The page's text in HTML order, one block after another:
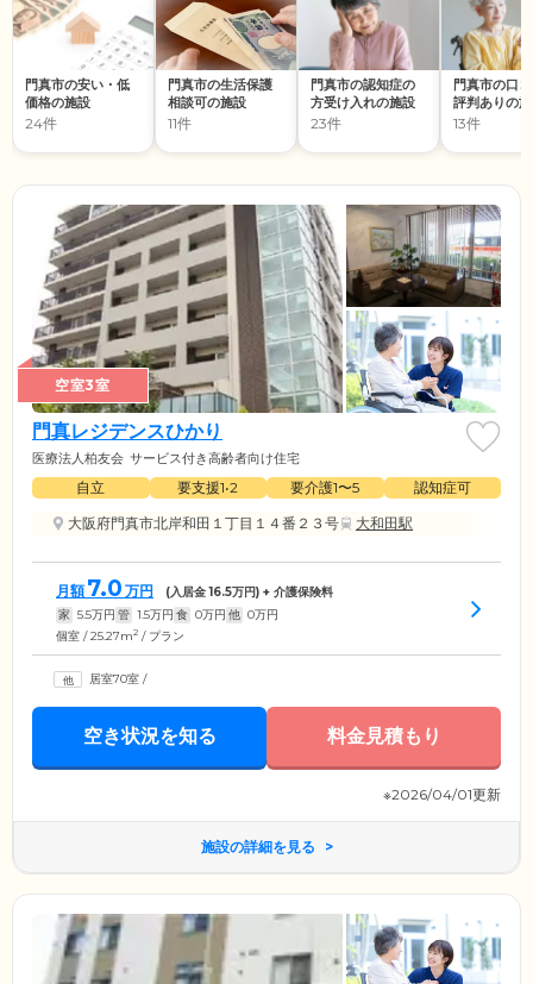
門真市の安い・低
価格の施設
24件
門真市の生活保護
相談可の施設
11件
門真市の認知症の
方受け入れの施設
23件
門真市の口
評判ありの
13件
空室3室
門真レジデンスひかり
医療法人柏友会 サービス付き高齢者向け住宅
自立 要支援1•2 要介護1〜5
認知症可
大阪府門真市北岸和田１丁目１４番２３号
大和田駅
月額 7.0 万円 (入居金16.5万円) + 介護保険料
家 5.5万円 管 1.5万円 食 0万円 他 0万円
個室 / 25.27m2 / プラン
居室70室 /
空き状況を知る 料金見積もり
※2026/04/01更新
施設の詳細を見る